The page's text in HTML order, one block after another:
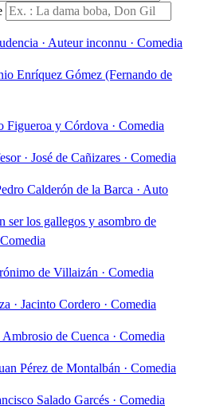
· Auteur inconnu · Comedia
Enríquez Gómez (Fernando de
Figueroa y Córdova · Comedia
· José de Cañizares · Comedia
Calderón de la Barca · Auto
ser los gallegos y asombro de
Comedia
de Villaizán · Comedia
· Jacinto Cordero · Comedia
Ambrosio de Cuenca · Comedia
Pérez de Montalbán · Comedia
Salado Garcés · Comedia